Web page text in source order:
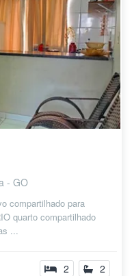
- GO
compartilhado para
quarto compartilhado
...
2 2